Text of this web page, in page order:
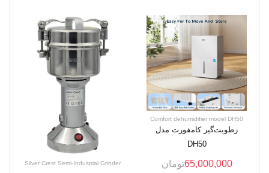
Comfort dehumidifier model DH50
رطوبت‌گیر کامفورت مدل
DH50
65,000,000تومان Silver Crest Semi-Industrial Grinder